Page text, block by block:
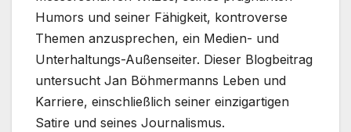
Humors und seiner Fähigkeit, kontroverse
Themen anzusprechen, ein Medien- und
Unterhaltungs-Außenseiter. Dieser Blogbeitrag
untersucht Jan Böhmermanns Leben und
Karriere, einschließlich seiner einzigartigen
Satire und seines Journalismus.